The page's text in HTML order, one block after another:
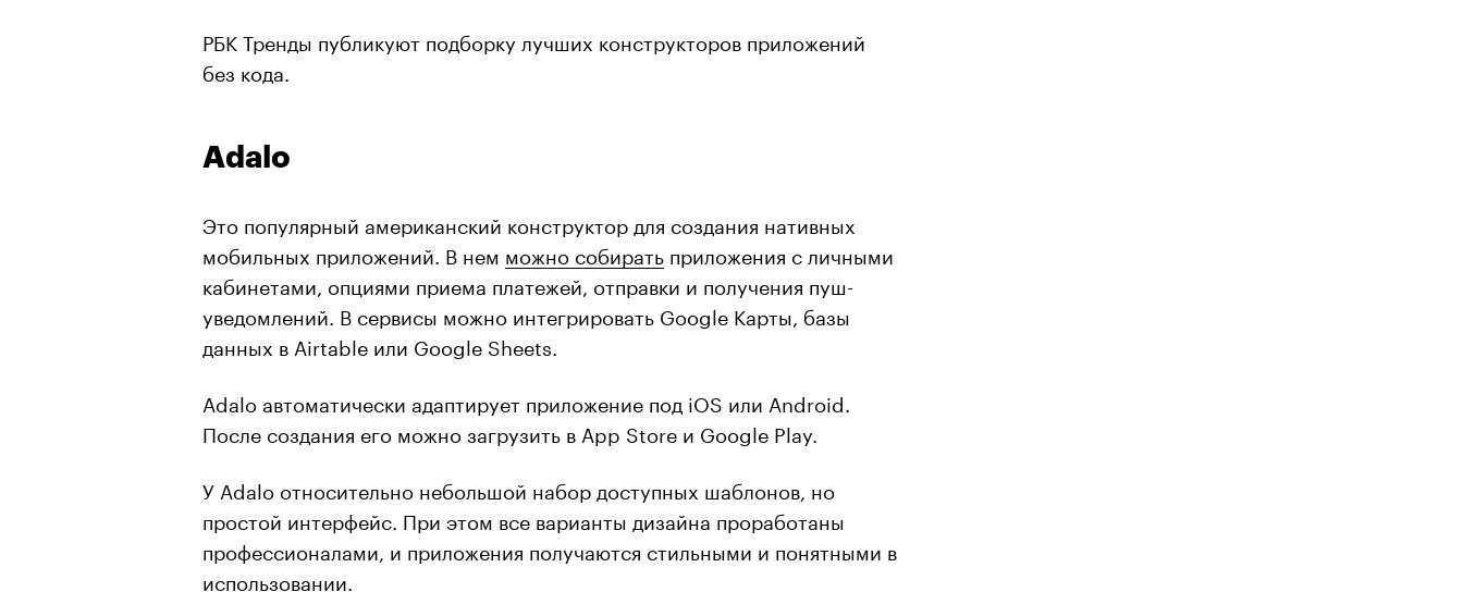
РБК Тренды публикуют подборку лучших конструкторов приложений
без кода.
Adalo
Это популярный американский конструктор для создания нативных
мобильных приложений. В нем можно собирать приложения с личными
кабинетами, опциями приема платежей, отправки и получения пуш-
уведомлений. В сервисы можно интегрировать Google Карты, базы
данных в Airtable или Google Sheets.
Adalo автоматически адаптирует приложение под iOS или Android.
После создания его можно загрузить в App Store и Google Play.
У Adalo относительно небольшой набор доступных шаблонов, но
простой интерфейс. При этом все варианты дизайна проработаны
профессионалами, и приложения получаются стильными и понятными в
использовании.